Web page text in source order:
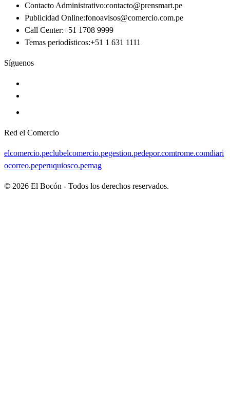
Contacto Administrativo:contacto@prensmart.pe
Publicidad Online:fonoavisos@comercio.com.pe
Call Center:+51 1708 9999
Temas periodísticos:+51 1 631 1111
Síguenos
Red el Comercio
elcomercio.peclubelcomercio.pegestion.pedepor.comtrome.comdiari
ocorreo.peperuquiosco.pemag
© 2026 El Bocón - Todos los derechos reservados.